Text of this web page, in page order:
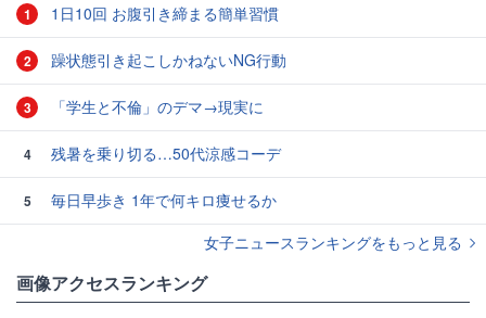
1 1日10回 お腹引き締まる簡単習慣
2 躁状態引き起こしかねないNG行動
3 「学生と不倫」のデマ→現実に
4 残暑を乗り切る…50代涼感コーデ
5
毎日早歩き 1年で何キロ痩せるか
女子ニュースランキングをもっと見る
画像アクセスランキング